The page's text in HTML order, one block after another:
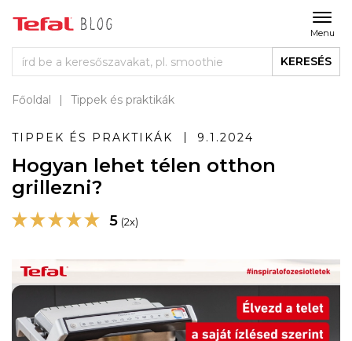
Menu
KERESÉS
Főoldal Tippek és praktikák
TIPPEK ÉS PRAKTIKÁK 9.1.2024
Hogyan lehet télen otthon
grillezni?
5 (2x)